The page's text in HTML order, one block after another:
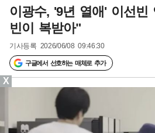
이광수, '9년 열애' 이선
빈이 복받아"
기사등록 2026/06/08 09:46:30
구글에서 선호하는 매체로 추가
X